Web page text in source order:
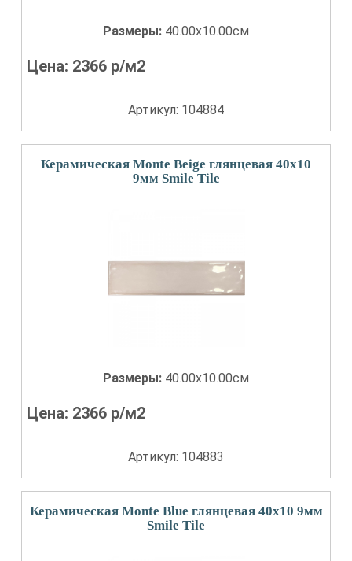
Размеры: 40.00x10.00см
Цена: 2366 р/м2
Артикул: 104884
Керамическая Monte Beige глянцевая 40x10
9мм Smile Tile
Размеры: 40.00x10.00см
Цена: 2366 р/м2
Артикул: 104883
Керамическая Monte Blue глянцевая 40x10 9мм
Smile Tile